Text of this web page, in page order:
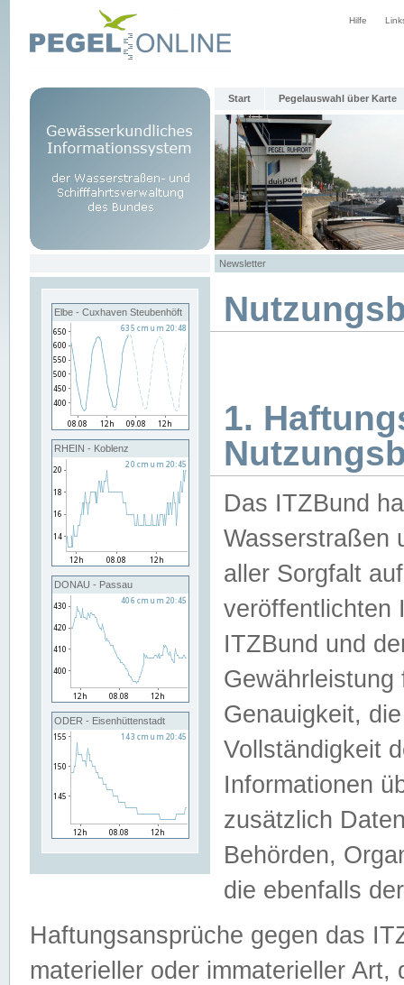
Hilfe
Start Pegelauswahl über Karte
Newsletter
Elbe - Cuxhaven Steubenhöft
RHEIN - Koblenz
DONAU - Passau
ODER - Eisenhüttenstadt
1.
Das ITZBund
Wasserstraßen
aller Sorgfalt
veröffentlichten
ITZBund und
Genauigkeit,
Vollständigkeit
Informationen
zusätzlich
Behörden,
die ebenfalls
Haftungsansprüche gegen das
materieller oder immaterieller